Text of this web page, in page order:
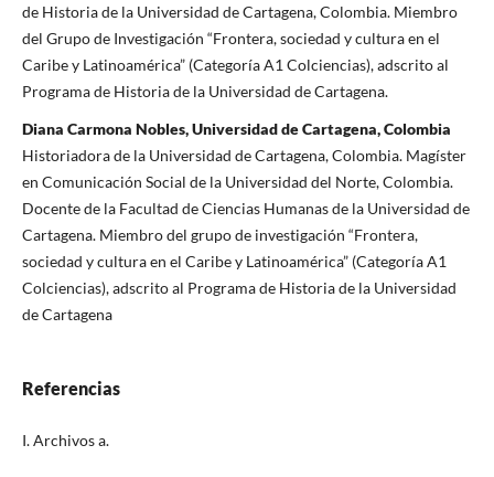
de Historia de la Universidad de Cartagena, Colombia. Miembro
del Grupo de Investigación “Frontera, sociedad y cultura en el
Caribe y Latinoamérica” (Categoría A1 Colciencias), adscrito al
Programa de Historia de la Universidad de Cartagena.
Diana Carmona Nobles, Universidad de Cartagena, Colombia
Historiadora de la Universidad de Cartagena, Colombia. Magíster
en Comunicación Social de la Universidad del Norte, Colombia.
Docente de la Facultad de Ciencias Humanas de la Universidad de
Cartagena. Miembro del grupo de investigación “Frontera,
sociedad y cultura en el Caribe y Latinoamérica” (Categoría A1
Colciencias), adscrito al Programa de Historia de la Universidad
de Cartagena
Referencias
I. Archivos a.